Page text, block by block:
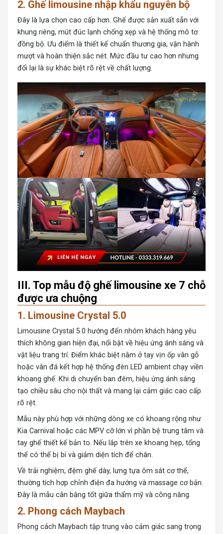
2. Ghế limousine nhập khẩu nguyên bộ
Đây là lựa chọn cao cấp hơn. Ghế được sản xuất sẵn với
khung riêng, mút đúc lạnh chống xẹp và hệ thống mô tơ
đồng bộ. Ưu điểm là thiết kế chuẩn thương gia, vận hành
mượt và hoàn thiện sắc nét. Mức đầu tư cao hơn nhưng
đổi lại là sự khác biệt rõ rệt về chất lượng.
III. Top mẫu độ ghế limousine xe 7 chỗ
được ưa chuộng
1. Limousine Crystal 5.0
Limousine Crystal 5.0 hướng đến nhóm khách hàng yêu
thích không gian hiện đại, nổi bật về hiệu ứng ánh sáng và
vật liệu trang trí. Điểm khác biệt nằm ở tay vịn ốp vân gỗ
hoặc vân đá kết hợp hệ thống đèn LED ambient chạy viền
khoang ghế. Khi di chuyển ban đêm, hiệu ứng ánh sáng
tạo chiều sâu cho nội thất và mang lại cảm giác cao cấp
rõ rệt.
Mẫu này phù hợp với những dòng xe có khoang rộng như
Kia Carnival hoặc các MPV cỡ lớn vì phần bệ trung tâm và
tay ghế thiết kế bản to. Nếu lắp trên xe khoang hẹp, tổng
thể có thể bị bí và giảm diện tích để chân.
Về trải nghiệm, đệm ghế dày, lưng tựa ôm sát cơ thể,
thường tích hợp chỉnh điện đa hướng và massage cơ bản.
Đây là mẫu cân bằng tốt giữa thẩm mỹ và công năng.
2. Phong cách Maybach
Phong cách Maybach tập trung vào cảm giác sang trọng